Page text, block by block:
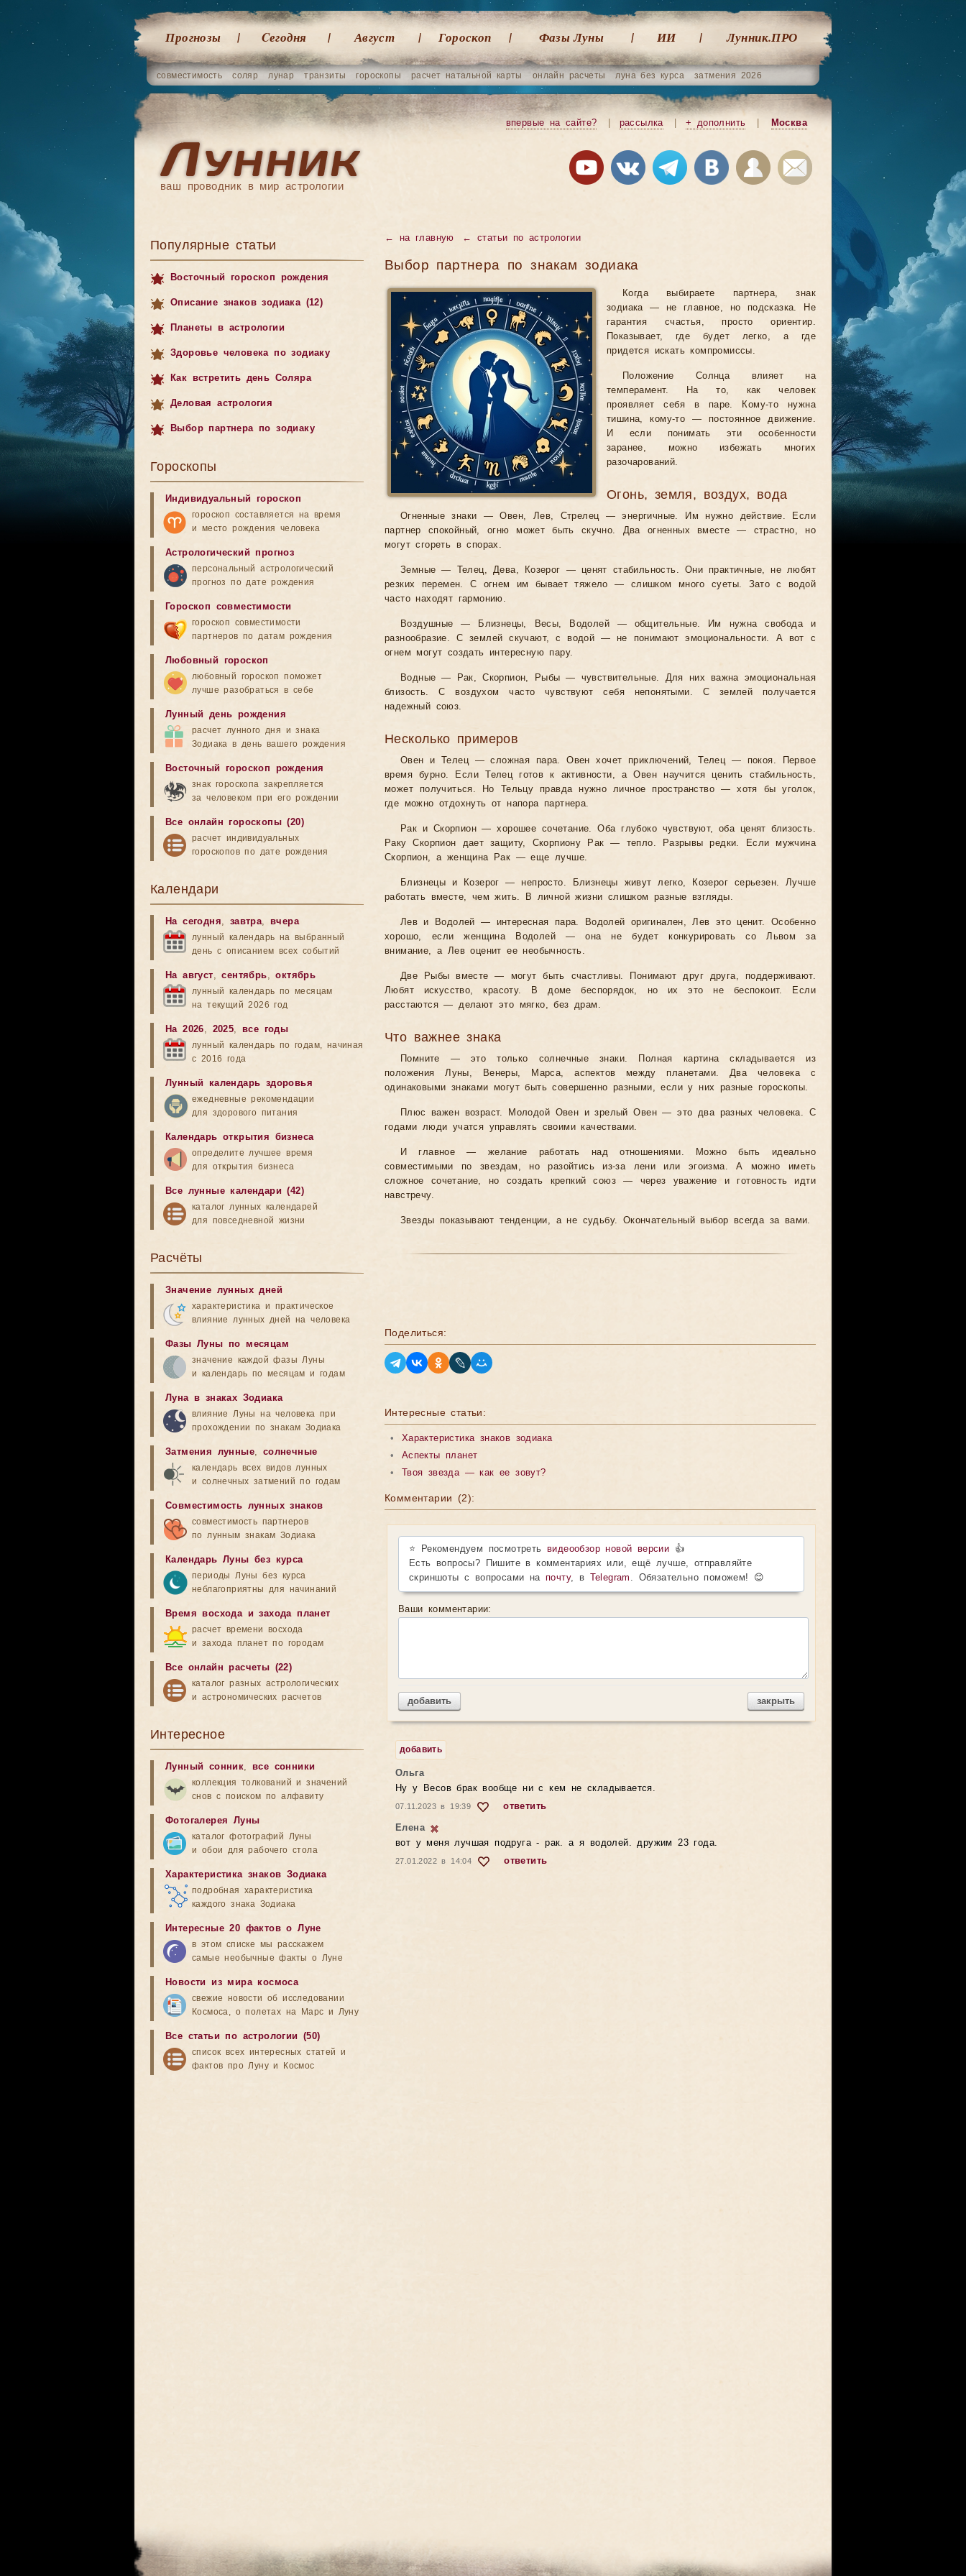
Прогнозы Cегодня Август Гороскоп Фазы Луны ИИ Лунник.ПРО
совместимость соляр лунар транзиты гороскопы расчет натальной карты онлайн расчеты луна без курса затмения 2026
ваш проводник в мир астрологии
впервые на сайте? рассылка + дополнить Москва
← на главную ←статьи по астрологии
Выбор партнера по знакам зодиака
Когда выбираете партнера, знак
зодиака — не главное, но подсказка. Не
гарантия счастья, просто ориентир.
Показывает, где будет легко, а где
придется искать компромиссы.
Положение Солнца влияет на
темперамент. На то, как человек
проявляет себя в паре. Кому-то нужна
тишина, кому-то — постоянное движение.
И если понимать эти особенности
заранее, можно избежать многих
разочарований.
Огонь, земля, воздух, вода
Огненные знаки — Овен, Лев, Стрелец — энергичные. Им нужно действие. Если
партнер спокойный, огню может быть скучно. Два огненных вместе — страстно, но
могут сгореть в спорах.
Земные — Телец, Дева, Козерог — ценят стабильность. Они практичные, не любят
резких перемен. С огнем им бывает тяжело — слишком много суеты. Зато с водой
часто находят гармонию.
Воздушные — Близнецы, Весы, Водолей — общительные. Им нужна свобода и
разнообразие. С землей скучают, с водой — не понимают эмоциональности. А вот с
огнем могут создать интересную пару.
Водные — Рак, Скорпион, Рыбы — чувствительные. Для них важна эмоциональная
близость. С воздухом часто чувствуют себя непонятыми. С землей получается
надежный союз.
Несколько примеров
Овен и Телец — сложная пара. Овен хочет приключений, Телец — покоя. Первое
время бурно. Если Телец готов к активности, а Овен научится ценить стабильность,
может получиться. Но Тельцу правда нужно личное пространство — хотя бы уголок,
где можно отдохнуть от напора партнера.
Рак и Скорпион — хорошее сочетание. Оба глубоко чувствуют, оба ценят близость.
Раку Скорпион дает защиту, Скорпиону Рак — тепло. Разрывы редки. Если мужчина
Скорпион, а женщина Рак — еще лучше.
Близнецы и Козерог — непросто. Близнецы живут легко, Козерог серьезен. Лучше
работать вместе, чем жить. В личной жизни слишком разные взгляды.
Лев и Водолей — интересная пара. Водолей оригинален, Лев это ценит. Особенно
хорошо, если женщина Водолей — она не будет конкурировать со Львом за
внимание, а Лев оценит ее необычность.
Две Рыбы вместе — могут быть счастливы. Понимают друг друга, поддерживают.
Любят искусство, красоту. В доме беспорядок, но их это не беспокоит. Если
расстаются — делают это мягко, без драм.
Что важнее знака
Помните — это только солнечные знаки. Полная картина складывается из
положения Луны, Венеры, Марса, аспектов между планетами. Два человека с
одинаковыми знаками могут быть совершенно разными, если у них разные гороскопы.
Плюс важен возраст. Молодой Овен и зрелый Овен — это два разных человека. С
годами люди учатся управлять своими качествами.
И главное — желание работать над отношениями. Можно быть идеально
совместимыми по звездам, но разойтись из-за лени или эгоизма. А можно иметь
сложное сочетание, но создать крепкий союз — через уважение и готовность идти
навстречу.
Звезды показывают тенденции, а не судьбу. Окончательный выбор всегда за вами.
Поделиться:
Интересные статьи:
•
Характеристика знаков зодиака
•
Аспекты планет
•
Твоя звезда — как ее зовут?
Комментарии (2):
⭐ Рекомендуем посмотретьвидеообзор новой версии 👍
Есть вопросы? Пишите в комментариях или, ещё лучше, отправляйте
скриншоты с вопросами напочту, в Telegram . Обязательно поможем! 😊
Ваши комментарии:
добавить закрыть
добавить
Ольга
Ну у Весов брак вообще ни с кем не складывается.
07.11.2023 в 19:39
ответить
Елена
вот у меня лучшая подруга - рак. а я водолей. дружим 23 года.
27.01.2022 в 14:04 ответить
Популярные статьи
Восточный гороскоп рождения
Описание знаков зодиака (12)
Планеты в астрологии
Здоровье человека по зодиаку
Как встретить день Соляра
Деловая астрология
Выбор партнера по зодиаку
Гороскопы
Индивидуальный гороскоп
гороскоп составляется на время
и место рождения человека
Астрологический прогноз
персональный астрологический
прогноз по дате рождения
Гороскоп совместимости
гороскоп совместимости
партнеров по датам рождения
Любовный гороскоп
любовный гороскоп поможет
лучше разобраться в себе
Лунный день рождения
расчет лунного дня и знака
Зодиака в день вашего рождения
Восточный гороскоп рождения
знак гороскопа закрепляется
за человеком при его рождении
Все онлайн гороскопы (20)
расчет индивидуальных
гороскопов по дате рождения
Календари
На сегодня, завтра,вчера
лунный календарь на выбранный
день с описанием всех событий
На август,сентябрь,октябрь
лунный календарь по месяцам
на текущий 2026 год
На 2026, 2025,все годы
лунный календарь по годам, начиная
с 2016 года
Лунный календарь здоровья
ежедневные рекомендации
для здорового питания
Календарь открытия бизнеса
определите лучшее время
для открытия бизнеса
Все лунные календари (42)
каталог лунных календарей
для повседневной жизни
Расчёты
Значение лунных дней
характеристика и практическое
влияние лунных дней на человека
Фазы Луны по месяцам
значение каждой фазы Луны
и календарь по месяцам и годам
Луна в знаках Зодиака
влияние Луны на человека при
прохождении по знакам Зодиака
Затмения лунные, солнечные
календарь всех видов лунных
и солнечных затмений по годам
Совместимость лунных знаков
совместимость партнеров
по лунным знакам Зодиака
Календарь Луны без курса
периоды Луны без курса
неблагоприятны для начинаний
Время восхода и захода планет
расчет времени восхода
и захода планет по городам
Все онлайн расчеты (22)
каталог разных астрологических
и астрономических расчетов
Интересное
Лунный сонник, все сонники
коллекция толкований и значений
снов с поиском по алфавиту
Фотогалерея Луны
каталог фотографий Луны
и обои для рабочего стола
Характеристика знаков Зодиака
подробная характеристика
каждого знака Зодиака
Интересные 20 фактов о Луне
в этом списке мы расскажем
самые необычные факты о Луне
Новости из мира космоса
свежие новости об исследовании
Космоса, о полетах на Марс и Луну
Все статьи по астрологии (50)
список всех интересных статей и
фактов про Луну и Космос